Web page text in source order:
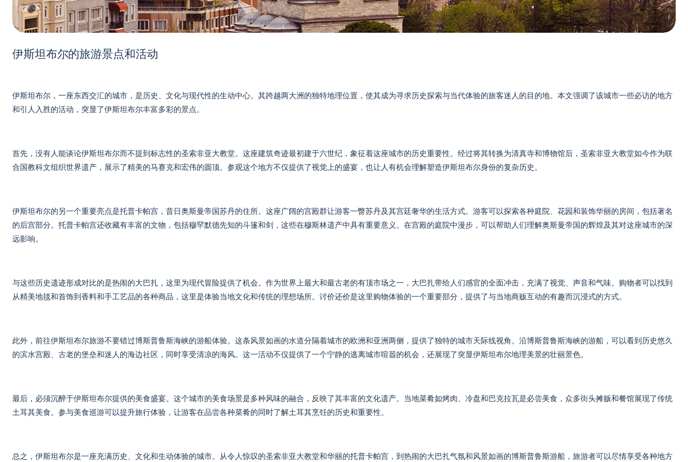
伊斯坦布尔的旅游景点和活动
伊斯坦布尔，一座东西交汇的城市，是历史、文化与现代性的生动中心。其跨越两大洲的独特地理位置，使其成为寻求历史探索与当代体验的旅客迷人的目的地。本文强调了该城市一些必访的地方
和引人入胜的活动，突显了伊斯坦布尔丰富多彩的景点。
首先，没有人能谈论伊斯坦布尔而不提到标志性的圣索非亚大教堂。这座建筑奇迹最初建于六世纪，象征着这座城市的历史重要性。经过将其转换为清真寺和博物馆后，圣索非亚大教堂如今作为联
合国教科文组织世界遗产，展示了精美的马赛克和宏伟的圆顶。参观这个地方不仅提供了视觉上的盛宴，也让人有机会理解塑造伊斯坦布尔身份的复杂历史。
伊斯坦布尔的另一个重要亮点是托普卡帕宫，昔日奥斯曼帝国苏丹的住所。这座广阔的宫殿群让游客一瞥苏丹及其宫廷奢华的生活方式。游客可以探索各种庭院、花园和装饰华丽的房间，包括著名
的后宫部分。托普卡帕宫还收藏有丰富的文物，包括穆罕默德先知的斗篷和剑，这些在穆斯林遗产中具有重要意义。在宫殿的庭院中漫步，可以帮助人们理解奥斯曼帝国的辉煌及其对这座城市的深
远影响。
与这些历史遗迹形成对比的是热闹的大巴扎，这里为现代冒险提供了机会。作为世界上最大和最古老的有顶市场之一，大巴扎带给人们感官的全面冲击，充满了视觉、声音和气味。购物者可以找到
从精美地毯和首饰到香料和手工艺品的各种商品，这里是体验当地文化和传统的理想场所。讨价还价是这里购物体验的一个重要部分，提供了与当地商贩互动的有趣而沉浸式的方式。
此外，前往伊斯坦布尔旅游不要错过博斯普鲁斯海峡的游船体验。这条风景如画的水道分隔着城市的欧洲和亚洲两侧，提供了独特的城市天际线视角。沿博斯普鲁斯海峡的游船，可以看到历史悠久
的滨水宫殿、古老的堡垒和迷人的海边社区，同时享受清凉的海风。这一活动不仅提供了一个宁静的逃离城市喧嚣的机会，还展现了突显伊斯坦布尔地理美景的壮丽景色。
最后，必须沉醉于伊斯坦布尔提供的美食盛宴。这个城市的美食场景是多种风味的融合，反映了其丰富的文化遗产。当地菜肴如烤肉、冷盘和巴克拉瓦是必尝美食，众多街头摊贩和餐馆展现了传统
土耳其美食。参与美食巡游可以提升旅行体验，让游客在品尝各种菜肴的同时了解土耳其烹饪的历史和重要性。
总之，伊斯坦布尔是一座充满历史、文化和生动体验的城市。从令人惊叹的圣索非亚大教堂和华丽的托普卡帕宫，到热闹的大巴扎气氛和风景如画的博斯普鲁斯游船，旅游者可以尽情享受各种地方